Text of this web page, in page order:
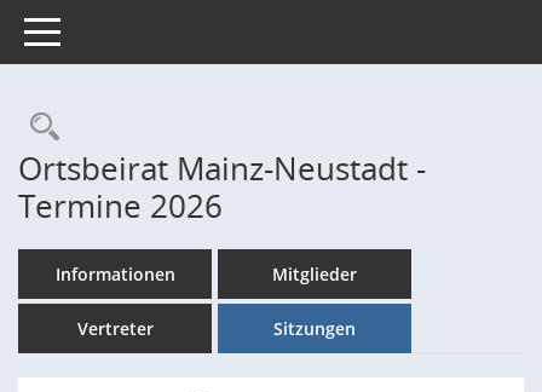
Toggle navigation
Rechercheauswahl
Ortsbeirat Mainz-Neustadt -
Termine 2026
Informationen Mitglieder
Vertreter Sitzungen